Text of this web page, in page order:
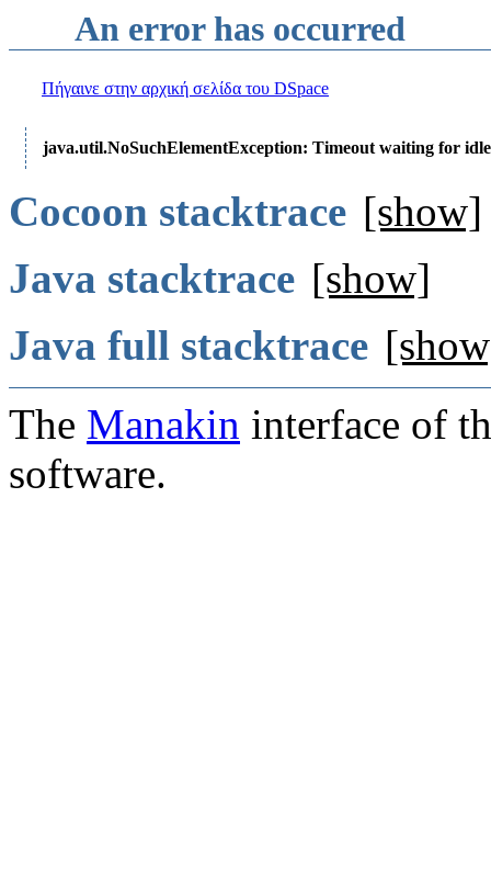
An error has occurred
Πήγαινε στην αρχική σελίδα του DSpace
java.util.NoSuchElementException: Timeout waiting for
Cocoon stacktrace [show]
Java stacktrace [show]
Java full stacktrace
The Manakin interface of
software.